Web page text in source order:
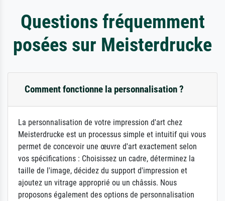
Questions fréquemment
posées sur Meisterdrucke
Comment fonctionne la personnalisation ?
La personnalisation de votre impression d'art chez
Meisterdrucke est un processus simple et intuitif qui vous
permet de concevoir une œuvre d'art exactement selon
vos spécifications : Choisissez un cadre, déterminez la
taille de l'image, décidez du support d'impression et
ajoutez un vitrage approprié ou un châssis. Nous
proposons également des options de personnalisation